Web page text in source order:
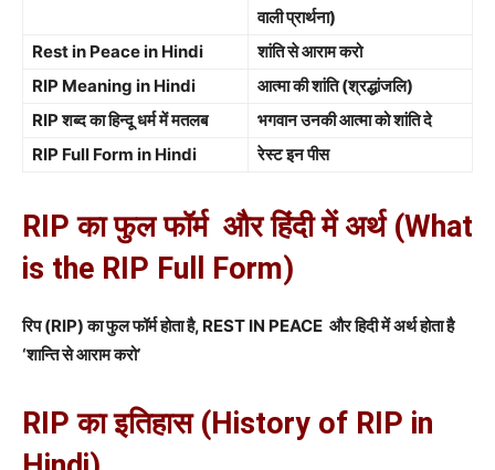
वाली प्रार्थना)
Rest in Peace in Hindi
शांति से आराम करो
RIP Meaning in Hindi
आत्मा की शांति (श्रद्धांजलि)
RIP शब्द का हिन्दू धर्म में मतलब
भगवान उनकी आत्मा को शांति दे
RIP Full Form in Hindi
रेस्ट इन पीस
RIP का फुल फॉर्म और हिंदी में अर्थ (What
is the RIP Full Form)
रिप (RIP) का फुल फॉर्म होता है, REST IN PEACE और हिदी में अर्थ होता है
‘शान्ति से आराम करो’
RIP का इतिहास (History of RIP in